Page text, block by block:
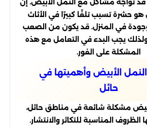
هو حشرة تسبب تلفًا كبيرًا في الأثاث
في المنزل. قد يكون من الصعب
يجب البدء في التعامل مع هذه
المشكلة على الفور.
الأبيض وأهميتها في
حائل
مشكلة شائعة في مناطق حائل،
الظروف المناسبة للتكاثر والانتشار.